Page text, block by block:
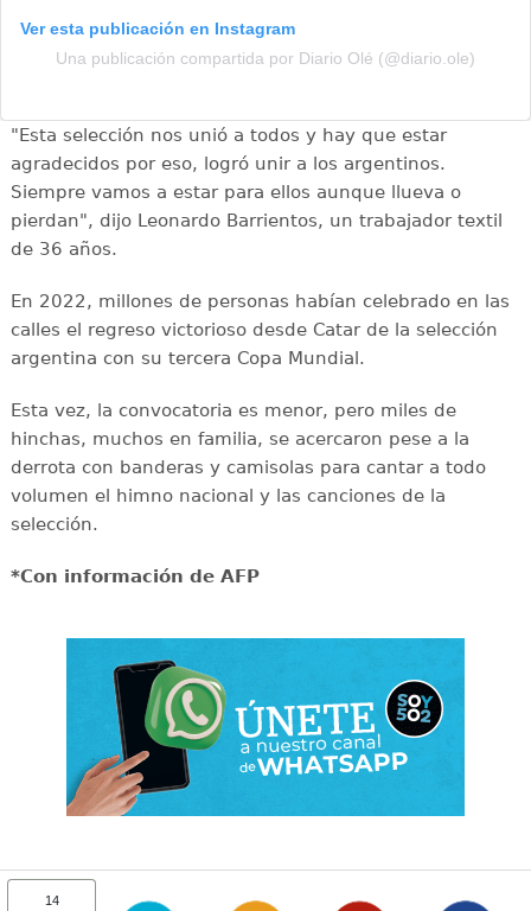
Ver esta publicación en Instagram
Una publicación compartida por Diario Olé (@diario.ole)
"Esta selección nos unió a todos y hay que estar
agradecidos por eso, logró unir a los argentinos.
Siempre vamos a estar para ellos aunque llueva o
pierdan", dijo Leonardo Barrientos, un trabajador textil
de 36 años.
En 2022, millones de personas habían celebrado en las
calles el regreso victorioso desde Catar de la selección
argentina con su tercera Copa Mundial.
Esta vez, la convocatoria es menor, pero miles de
hinchas, muchos en familia, se acercaron pese a la
derrota con banderas y camisolas para cantar a todo
volumen el himno nacional y las canciones de la
selección.
*Con información de AFP
14